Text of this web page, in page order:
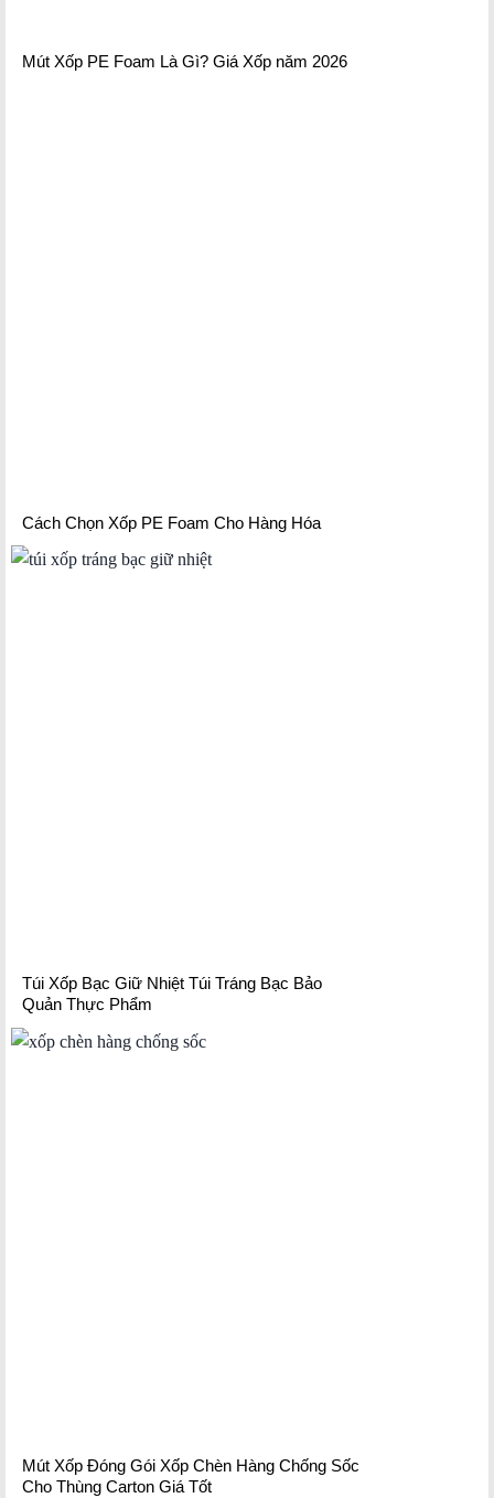
Mút Xốp PE Foam Là Gì? Giá Xốp năm 2026
Cách Chọn Xốp PE Foam Cho Hàng Hóa
Túi Xốp Bạc Giữ Nhiệt Túi Tráng Bạc Bảo
Quản Thực Phẩm
Mút Xốp Đóng Gói Xốp Chèn Hàng Chống Sốc
Cho Thùng Carton Giá Tốt